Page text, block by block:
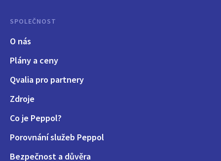
SPOLEČNOST
O nás
Plány a ceny
Qvalia pro partnery
Zdroje
Co je Peppol?
Porovnání služeb Peppol
Bezpečnost a důvěra